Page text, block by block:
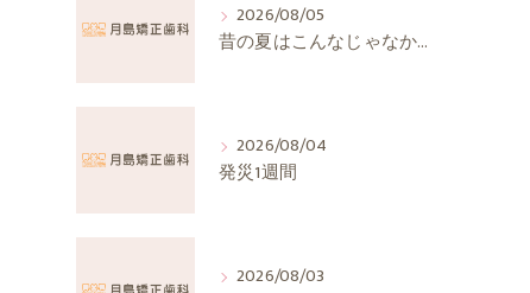
2026/08/05
昔の夏はこんなじゃなかったか
2026/08/04
発災1週間
2026/08/03